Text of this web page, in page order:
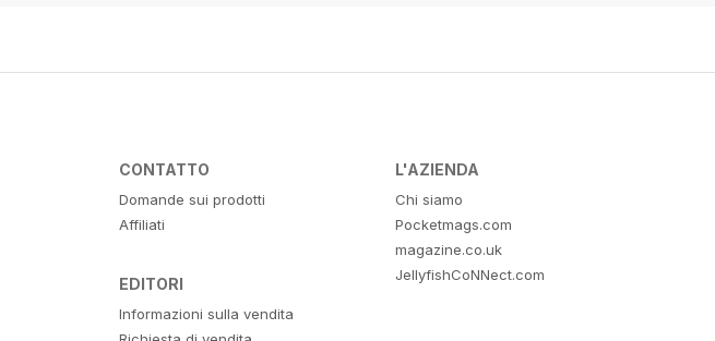
CONTATTO
Domande sui prodotti
Affiliati
EDITORI
Informazioni sulla vendita
L'AZIENDA
Chi siamo
Pocketmags.com
magazine.co.uk
JellyfishCoNNect.com